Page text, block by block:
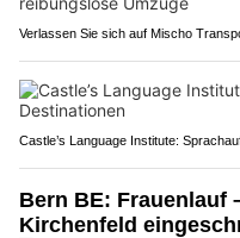
Verlassen Sie sich auf Mischo
Castle’s Language Institute:
Bern BE: Frauenlauf
Kirchenfeld